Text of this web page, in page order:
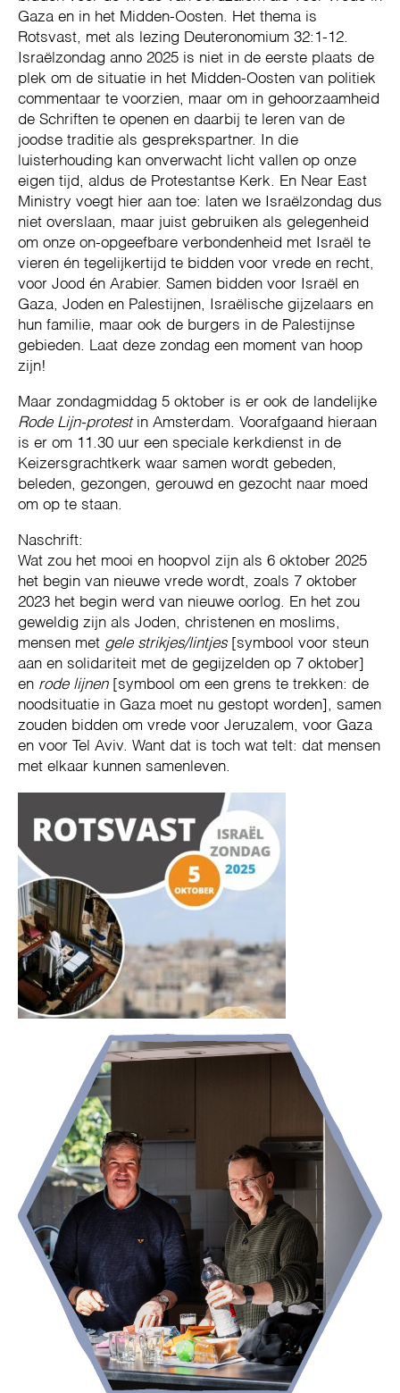
Gaza en in het Midden-Oosten. Het thema is
Rotsvast, met als lezing Deuteronomium 32:1-12.
Israëlzondag anno 2025 is niet in de eerste plaats de
plek om de situatie in het Midden-Oosten van politiek
commentaar te voorzien, maar om in gehoorzaamheid
de Schriften te openen en daarbij te leren van de
joodse traditie als gesprekspartner. In die
luisterhouding kan onverwacht licht vallen op onze
eigen tijd, aldus de Protestantse Kerk. En Near East
Ministry voegt hier aan toe: laten we Israëlzondag dus
niet overslaan, maar juist gebruiken als gelegenheid
om onze on-opgeefbare verbondenheid met Israël te
vieren én tegelijkertijd te bidden voor vrede en recht,
voor Jood én Arabier. Samen bidden voor Israël en
Gaza, Joden en Palestijnen, Israëlische gijzelaars en
hun familie, maar ook de burgers in de Palestijnse
gebieden. Laat deze zondag een moment van hoop
zijn!
Maar zondagmiddag 5 oktober is er ook de landelijke
Rode Lijn-protest in Amsterdam. Voorafgaand hieraan
is er om 11.30 uur een speciale kerkdienst in de
Keizersgrachtkerk waar samen wordt gebeden,
beleden, gezongen, gerouwd en gezocht naar moed
om op te staan.
Naschrift:
Wat zou het mooi en hoopvol zijn als 6 oktober 2025
het begin van nieuwe vrede wordt, zoals 7 oktober
2023 het begin werd van nieuwe oorlog. En het zou
geweldig zijn als Joden, christenen en moslims,
mensen met gele strikjes/lintjes[symbool voor steun
aan en solidariteit met de gegijzelden op 7 oktober]
en rode lijnen[symbool om een grens te trekken: de
noodsituatie in Gaza moet nu gestopt worden], samen
zouden bidden om vrede voor Jeruzalem, voor Gaza
en voor Tel Aviv. Want dat is toch wat telt: dat mensen
met elkaar kunnen samenleven.